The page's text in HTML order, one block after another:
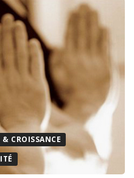
CROISSANCE